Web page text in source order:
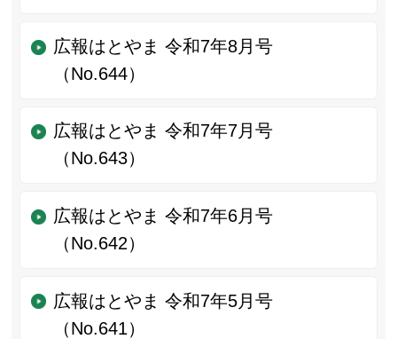
広報はとやま 令和7年8月号
（No.644）
広報はとやま 令和7年7月号
（No.643）
広報はとやま 令和7年6月号
（No.642）
広報はとやま 令和7年5月号
（No.641）